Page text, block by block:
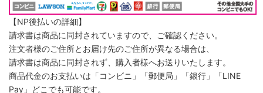
【NP後払いの詳細】
請求書は商品に同封されていますので、ご確認ください。
注文者様のご住所とお届け先のご住所が異なる場合は、
請求書は商品に同封されず、購入者様へお送りいたします。
商品代金のお支払いは「コンビニ」「郵便局」「銀行」「LINE
Pay」どこでも可能です。